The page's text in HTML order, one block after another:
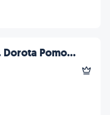
Pomo...